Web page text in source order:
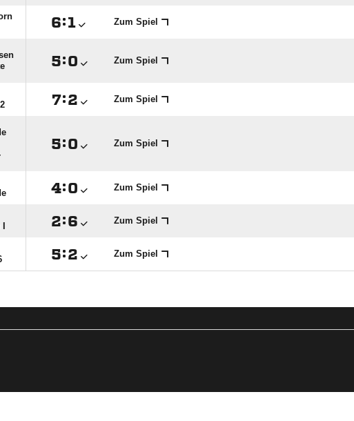
: Zum Spiel
: Zum Spiel
: Zum Spiel
: Zum Spiel
: Zum Spiel
: Zum Spiel
: Zum Spiel